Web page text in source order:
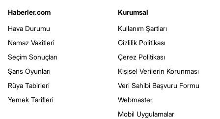
Haberler.com
Hava Durumu
Namaz Vakitleri
Seçim Sonuçları
Şans Oyunları
Rüya Tabirleri
Yemek Tarifleri
Kurumsal
Kullanım Şartları
Gizlilik Politikası
Çerez Politikası
Kişisel Verilerin Korunması
Veri Sahibi Başvuru Formu
Webmaster
Mobil Uygulamalar